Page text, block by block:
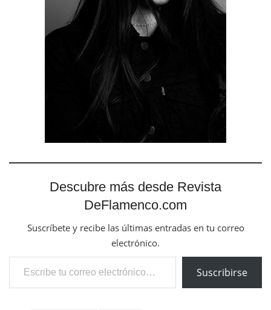
Descubre más desde Revista
DeFlamenco.com
Suscríbete y recibe las últimas entradas en tu correo
electrónico.
Escribe tu correo electrónico…
Suscribirse